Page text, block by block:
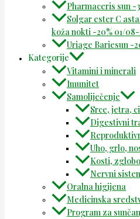
Pharmaceris sun -
Solgar ester C
koža nokti -20% 01/08-
Uriage Bariesun -
Kategorije
Vitamini i minerali
Imunitet
Samoliječenje
Srce, jetra,
Digestivni
Uho, grlo,
Kosti,
Nervni
Oralna higijena
Medicinska
Program za